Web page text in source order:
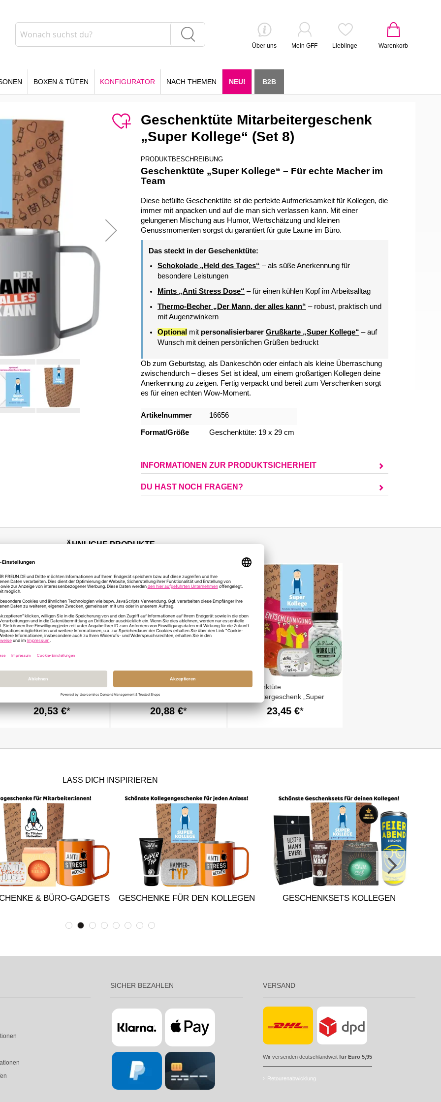
Warenkorb
Über uns Mein GFF Lieblinge
BOXEN & TÜTEN KONFIGURATOR NACH THEMEN NEU! B2B
Geschenktüte Mitarbeitergeschenk
„Super Kollege“ (Set 8)
PRODUKTBESCHREIBUNG
Geschenktüte „Super Kollege“ – Für echte Macher im
Team
Diese befüllte Geschenktüte ist die perfekte Aufmerksamkeit für Kollegen, die
immer mit anpacken und auf die man sich verlassen kann. Mit einer
gelungenen Mischung aus Humor, Wertschätzung und kleinen
Genussmomenten sorgst du garantiert für gute Laune im Büro.
Das steckt in der Geschenktüte:
Schokolade „Held des Tages“ – als süße Anerkennung für
besondere Leistungen
Mints „Anti Stress Dose“ – für einen kühlen Kopf im Arbeitsalltag
Thermo-Becher „Der Mann, der alles kann“ – robust, praktisch und
mit Augenzwinkern
Optional mit personalisierbarer Grußkarte „Super Kollege“ – auf
Wunsch mit deinen persönlichen Grüßen bedruckt
Ob zum Geburtstag, als Dankeschön oder einfach als kleine Überraschung
zwischendurch – dieses Set ist ideal, um einem großartigen Kollegen deine
Anerkennung zu zeigen. Fertig verpackt und bereit zum Verschenken sorgt
es für einen echten Wow-Moment.
Mehr
Artikelnummer 16656
Format/Größe Geschenktüte: 19 x 29 cm
INFORMATIONEN ZUR PRODUKTSICHERHEIT
DU HAST NOCH FRAGEN?
ÄHNLICHE PRODUKTE
Geschenktüte
Mitarbeitergeschenk „Super
Kollege“ (Set 6)
20,53 €
Geschenktüte
Mitarbeitergeschenk „Super
Kollege“ (Set 4)
20,88 €
Geschenktüte
Mitarbeitergeschenk „Super
Kollege“ (Set 1)
23,45 €
LASS DICH INSPIRIEREN
& BÜRO-GADGETS GESCHENKE FÜR DEN KOLLEGEN GESCHENKSETS KOLLEGEN
SICHER BEZAHLEN VERSAND
Wir versenden deutschlandweit für Euro 5,95
Retourenabwicklung